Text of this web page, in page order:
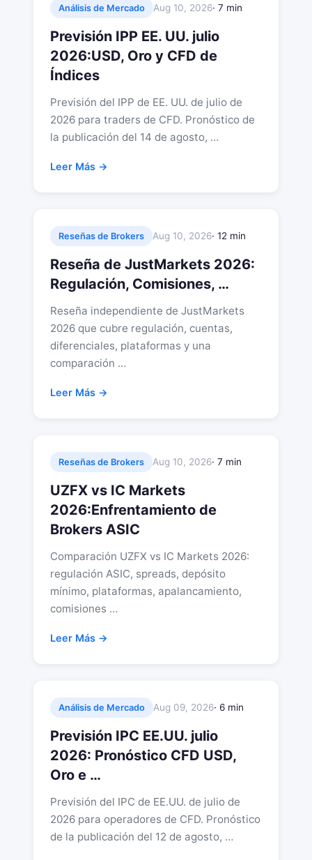
Análisis de Mercado Aug 10, 2026· 7 min
Previsión IPP EE. UU. julio
2026:USD, Oro y CFD de
Índices
Previsión del IPP de EE. UU. de julio de
2026 para traders de CFD. Pronóstico de
la publicación del 14 de agosto, …
Leer Más →
Reseñas de Brokers Aug 10, 2026· 12 min
Reseña de JustMarkets 2026:
Regulación, Comisiones, …
Reseña independiente de JustMarkets
2026 que cubre regulación, cuentas,
diferenciales, plataformas y una
comparación …
Leer Más →
Reseñas de Brokers Aug 10, 2026· 7 min
UZFX vs IC Markets
2026:Enfrentamiento de
Brokers ASIC
Comparación UZFX vs IC Markets 2026:
regulación ASIC, spreads, depósito
mínimo, plataformas, apalancamiento,
comisiones …
Leer Más →
Análisis de Mercado Aug 09, 2026· 6 min
Previsión IPC EE.UU. julio
2026: Pronóstico CFD USD,
Oro e …
Previsión del IPC de EE.UU. de julio de
2026 para operadores de CFD. Pronóstico
de la publicación del 12 de agosto, …